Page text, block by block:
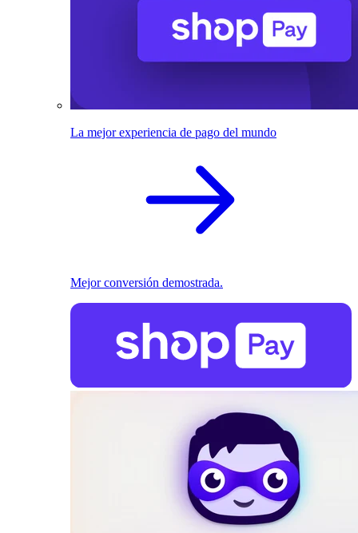
La mejor experiencia de pago del mundo
Mejor conversión demostrada.